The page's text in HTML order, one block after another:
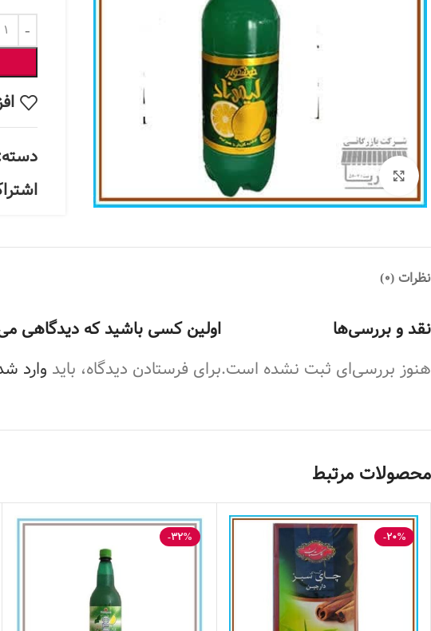
بزرگنمایی تصویر
نظرات (0)
نقد و بررسی‌ها
هنوز بررسی‌ای ثبت نشده است.
اولین کسی باشید که دیدگاهی
برای فرستادن دیدگاه، باید وارد
محصولات مرتبط
-20%
-32%